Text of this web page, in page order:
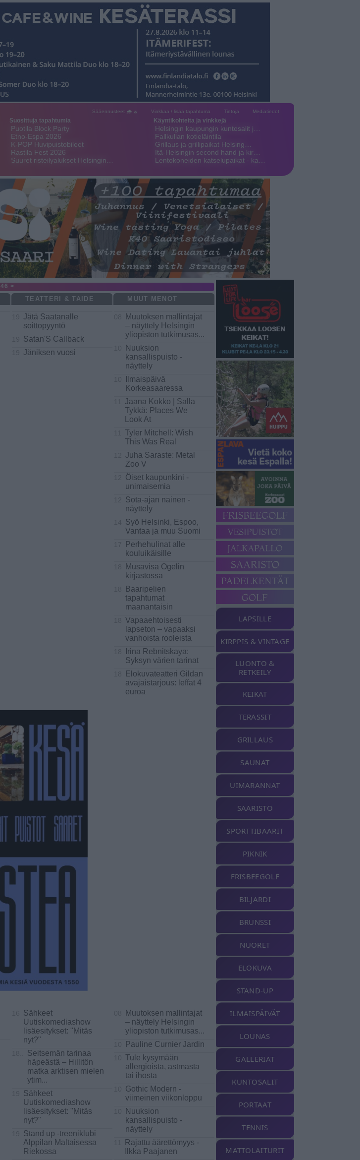
Sääennusteet 🌧 ☼ Vinkkaa / lisää tapahtuma Tietoja Mediatiedot
Suosittuja tapahtumia
Puotila Block Party
Etno-Espa 2026
K-POP Huvipuistobileet
Rastila Fest 2026
Suuret risteilyalukset Helsingin…
Käyntikohteita ja vinkkejä
Helsingin kaupungin kuntosalit j…
Fallkullan kotieläintila
Grillaus ja grillipaikat Helsing…
Itä-Helsingin second hand ja kir…
Lentokoneiden katselupaikat - ka…
46 >
TEATTERI & TAIDE
Jätä Saatanalle
soittopyyntö
Satan'S Callback
Jäniksen vuosi
MUUT MENOT
Muutoksen mallintajat
– näyttely Helsingin
yliopiston tutkimusas...
Nuuksion
kansallispuisto -
näyttely
Ilmaispäivä
Korkeasaaressa
Jaana Kokko | Salla
Tykkä: Places We
Look At
Tyler Mitchell: Wish
This Was Real
Juha Saraste: Metal
Zoo V
Öiset kaupunkini -
unimaisemia
Sota-ajan nainen -
näyttely
Syö Helsinki, Espoo,
Vantaa ja muu Suomi
Perhehulinat alle
kouluikäisille
Musavisa Ogelin
kirjastossa
Baaripelien
tapahtumat
maanantaisin
Vapaaehtoisesti
lapseton – vapaaksi
vanhoista rooleista
Irina Rebnitskaya:
Syksyn värien tarinat
Elokuvateatteri Gildan
avajaistarjous: leffat 4
euroa
Sähkeet
Uutiskomediashow
lisäesitykset: "Mitäs
nyt?"
Seitsemän tarinaa
häpeästä – Hillitön
matka arktisen mielen
ytim...
Sähkeet
Uutiskomediashow
lisäesitykset: "Mitäs
nyt?"
Stand up -treeniklubi
Alppilan Maltaisessa
Riekossa
Muutoksen mallintajat
– näyttely Helsingin
yliopiston tutkimusas...
Pauline Curnier Jardin
Tule kysymään
allergioista, astmasta
tai ihosta
Gothic Modern -
viimeinen viikonloppu
Nuuksion
kansallispuisto -
näyttely
Rajattu äärettömyys -
Ilkka Paajanen
LAPSILLE
KIRPPIS & VINTAGE
LUONTO &
RETKEILY
KEIKAT
TERASSIT
GRILLAUS
SAUNAT
UIMARANNAT
SAARISTO
SPORTTIBAARIT
PIKNIK
FRISBEEGOLF
BILJARDI
BRUNSSI
NUORET
ELOKUVA
STAND-UP
ILMAISPÄIVÄT
LOUNAS
GALLERIAT
KUNTOSALIT
PORTAAT
TENNIS
MATTOLAITURIT